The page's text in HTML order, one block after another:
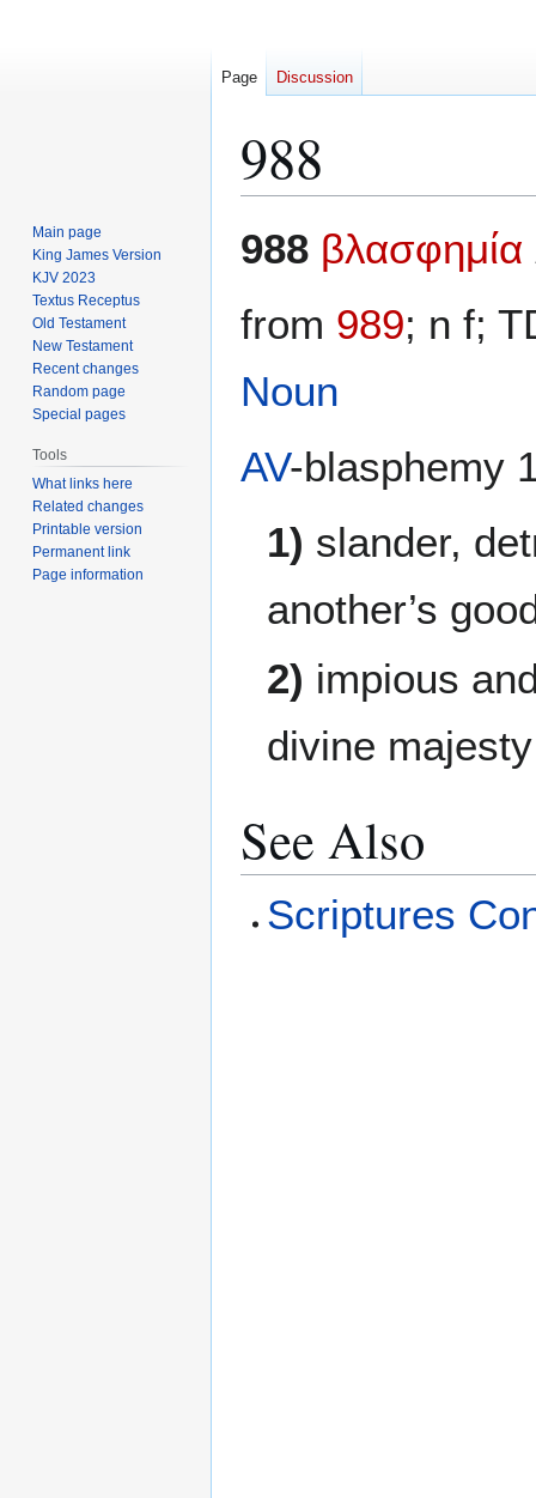
988
to
to
988 βλασφημία
from 989; n f;
Noun
AV-blasphemy
1) slander,
another’s
2) impious
divine majesty
See Also
Scriptures
Page Discussion
Main page
King James Version
KJV 2023
Textus Receptus
Old Testament
New Testament
Recent changes
Random page
Special pages
Tools
What links here
Related changes
Printable version
Permanent link
Page information